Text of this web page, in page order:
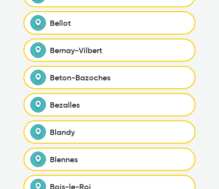
Bellot
Bernay-Vilbert
Beton-Bazoches
Bezalles
Blandy
Blennes
Bois-le-Roi